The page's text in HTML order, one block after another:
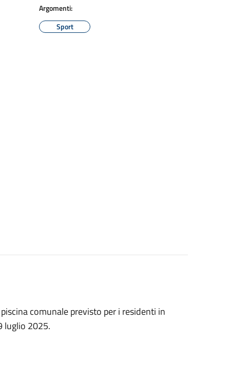
Argomenti:
Sport
comunale previsto per i residenti in
luglio 2025.